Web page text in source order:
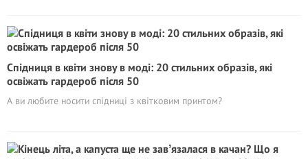
Спідниця в квіти знову в моді: 20 стильних образів, які
освіжать гардероб після 50
А ви любите носити спідниці з квітковим принтом?